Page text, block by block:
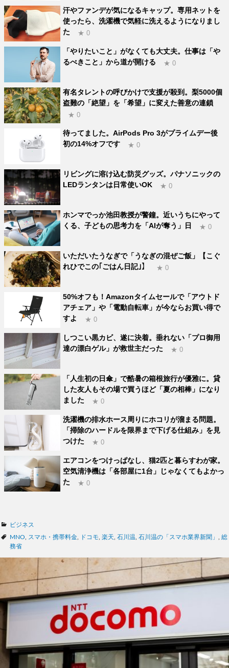
汗やファンデが気になるキャップ。専用ネットを
使ったら、洗濯機で気軽に洗えるようになりまし
た
★ 0
「やりたいこと」がなくても大丈夫。仕事は「や
るべきこと」から道が開ける
★ 0
有名タレントの呼びかけで支援が殺到。梨5000個
盗難の「絶望」を「希望」に変えた善意の連鎖
★ 0
待ってました。AirPods Pro 3がプライムデー後
初の14%オフです
★ 0
リビングに溶け込む防災グッズ。パナソニックの
LEDランタンは日常使いOK
★ 0
ホンマでっか池田教授が警鐘。近いうちにやって
くる、子どもの思考力を「AIが奪う」日
★ 0
いただいたうなぎで「うなぎの混ぜご飯」【こぐ
れひでこの｢ごはん日記｣】
★ 0
50%オフも！Amazonタイムセールで「アウトド
アチェア」や「電動自転車」が今ならお買い得で
すよ
★ 0
しつこい黒カビ、遂に決着。垂れない「プロ御用
達の漂白ゲル」が救世主だった
★ 0
「人生初の日傘」で酷暑の箱根旅行が優雅に。貸
した友人もその場で買うほど「夏の相棒」になり
ました
★ 0
洗濯機の排水ホース周りにホコリが溜まる問題。
「掃除のハードルを限界まで下げる仕組み」を見
つけた
★ 0
エアコンをつけっぱなし、猫2匹と暮らすわが家。
空気清浄機は「各部屋に1台」じゃなくてもよかっ
た
★ 0
カ
テ
ゴ
ビジネス
タ
グ
MNO スマホ・携帯料金 ドコモ 楽天 石川温 石川温の「スマホ業界新聞」
総
務省